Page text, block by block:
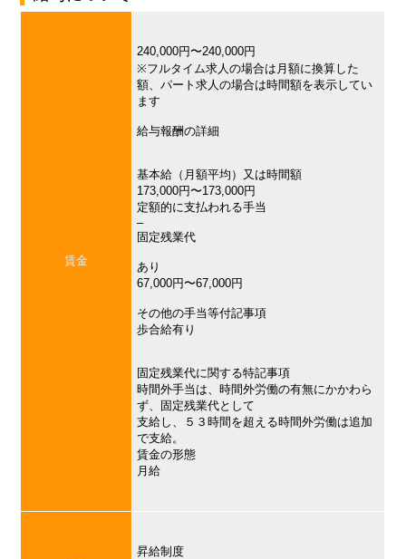
賃金
240,000円〜240,000円
※フルタイム求人の場合は月額に換算した
額、パート求人の場合は時間額を表示してい
ます
給与報酬の詳細
基本給（月額平均）又は時間額
173,000円〜173,000円
定額的に支払われる手当
–
固定残業代
あり
67,000円〜67,000円
その他の手当等付記事項
歩合給有り
固定残業代に関する特記事項
時間外手当は、時間外労働の有無にかかわら
ず、固定残業代として
支給し、５３時間を超える時間外労働は追加
で支給。
賃金の形態
月給
昇給制度